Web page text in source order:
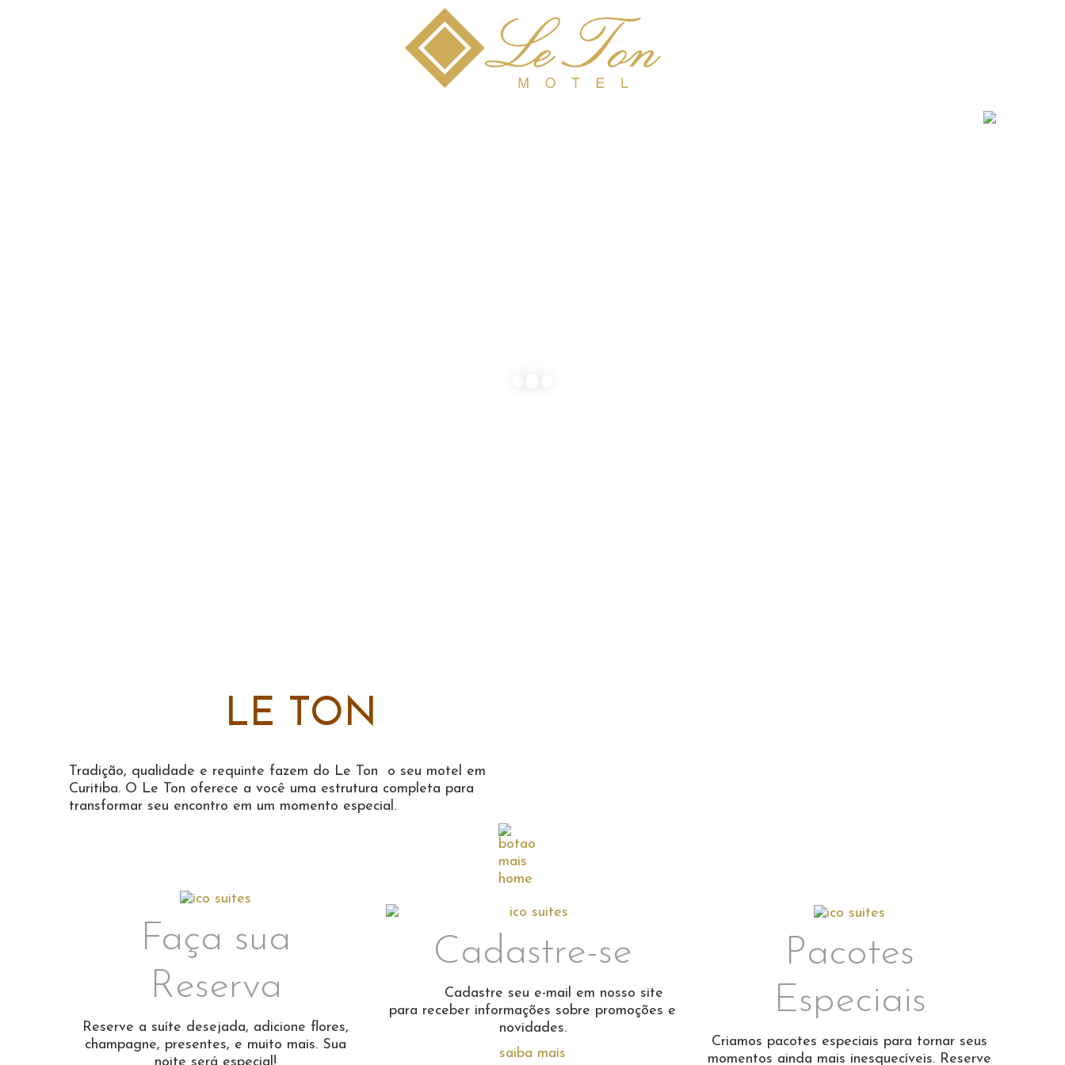
LE TON
Tradição, qualidade e requinte fazem do Le Ton o seu motel em
Curitiba. O Le Ton oferece a você uma estrutura completa para
transformar seu encontro em um momento especial.
Faça sua
Reserva
Reserve a suíte desejada, adicione flores,
champagne, presentes, e muito mais. Sua
noite será especial!
Cadastre-se
Cadastre seu e-mail em nosso site
para receber informações sobre promoções e
novidades.
saiba mais
Pacotes
Especiais
Criamos pacotes especiais para tornar seus
momentos ainda mais inesquecíveis. Reserve